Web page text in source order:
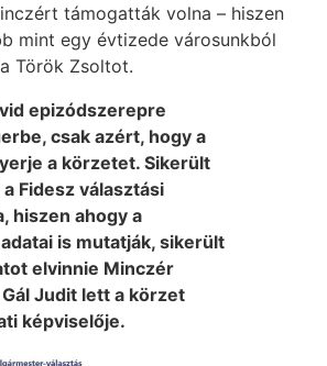
támogatták volna – hiszen
mint egy évtizede városunkból
Török Zsoltot.
epizódszerepre
csak azért, hogy a
a körzetet. Sikerült
Fidesz választási
hiszen ahogy a
is mutatják, sikerült
elvinnie Minczér
Judit lett a körzet
képviselője.